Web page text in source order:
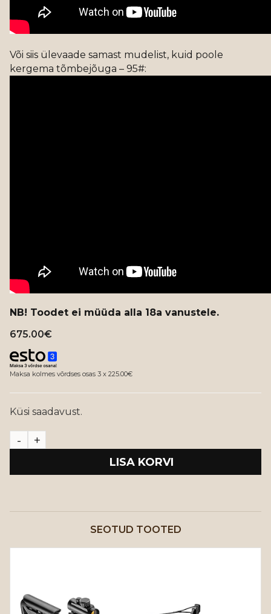
Või siis ülevaade samast mudelist, kuid poole
kergema tõmbejõuga – 95#:
NB! Toodet ei müüda alla 18a vanustele.
675.00€
Maksa kolmes võrdses osas 3 x 225.00€
Küsi saadavust.
LISA KORVI
SEOTUD TOOTED